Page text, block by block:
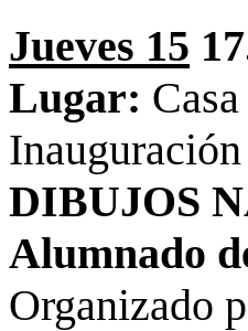
Jueves 15
Lugar:
DIBUJOS
Alumnado
Organizado